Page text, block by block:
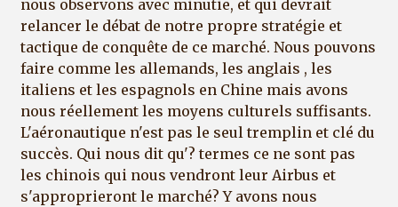
nous observons avec minutie, et qui devrait
relancer le débat de notre propre stratégie et
tactique de conquête de ce marché. Nous pouvons
faire comme les allemands, les anglais , les
italiens et les espagnols en Chine mais avons
nous réellement les moyens culturels suffisants.
L'aéronautique n'est pas le seul tremplin et clé du
succès. Qui nous dit qu'? termes ce ne sont pas
les chinois qui nous vendront leur Airbus et
s'approprieront le marché? Y avons nous